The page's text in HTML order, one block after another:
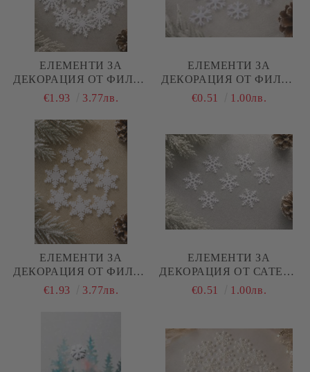
ЕЛЕМЕНТИ ЗА
ДЕКОРАЦИЯ ОТ ФИЛЦ -
СНЕЖИНКИ - 10 БР.
€1.93 3.77лв.
ЕЛЕМЕНТИ ЗА
ДЕКОРАЦИЯ ОТ ФИЛЦ -
СНЕЖИНКИ - 10 БР.
€0.51 1.00лв.
ЕЛЕМЕНТИ ЗА
ДЕКОРАЦИЯ ОТ ФИЛЦ -
СНЕЖИНКИ - 10 БР.
€1.93 3.77лв.
ЕЛЕМЕНТИ ЗА
ДЕКОРАЦИЯ ОТ САТЕН -
СНЕЖИНКИ - 10 БР.
€0.51 1.00лв.